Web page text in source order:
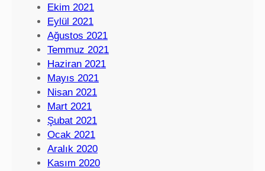
Ekim 2021
Eylül 2021
Ağustos 2021
Temmuz 2021
Haziran 2021
Mayıs 2021
Nisan 2021
Mart 2021
Şubat 2021
Ocak 2021
Aralık 2020
Kasım 2020